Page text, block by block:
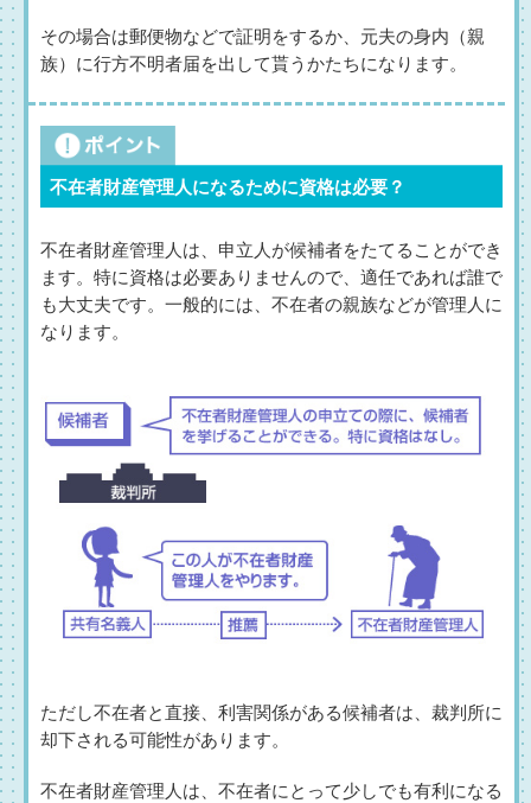
その場合は郵便物などで証明をするか、元夫の身内（親
族）に行方不明者届を出して貰うかたちになります。
不在者財産管理人になるために資格は必要？
不在者財産管理人は、申立人が候補者をたてることができ
ます。特に資格は必要ありませんので、適任であれば誰で
も大丈夫です。一般的には、不在者の親族などが管理人に
なります。
ただし不在者と直接、利害関係がある候補者は、裁判所に
却下される可能性があります。
不在者財産管理人は、不在者にとって少しでも有利になる